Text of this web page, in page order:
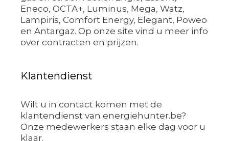
Eneco, OCTA+, Luminus, Mega, Watz,
Lampiris, Comfort Energy, Elegant, Poweo
en Antargaz. Op onze site vind u meer info
over contracten en prijzen.
Klantendienst
Wilt u in contact komen met de
klantendienst van energiehunter.be?
Onze medewerkers staan elke dag voor u
klaar.